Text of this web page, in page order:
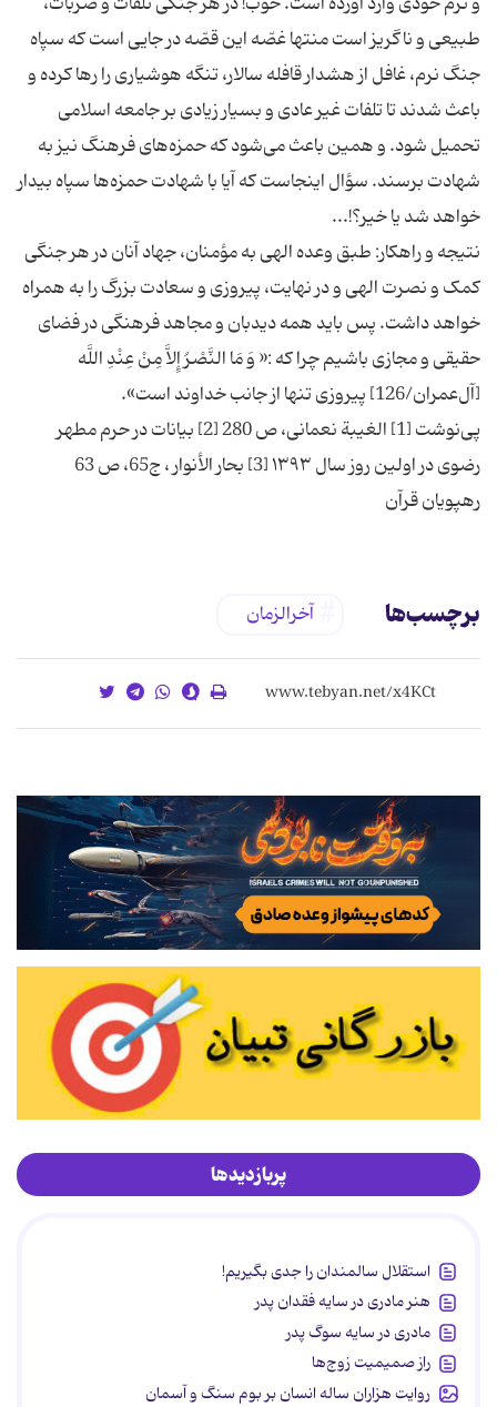
طبیعی و ناگریز است منتها غصّه این قصّه در جایی است که سپاه
جنگ نرم، غافل از هشدار قافله سالار، تنگه هوشیاری را رها کرده و
باعث شدند تا تلفات غیر عادی و بسیار زیادی بر جامعه اسلامی
تحمیل شود. و همین باعث می‌شود که حمزه‌های فرهنگ نیز به
شهادت برسند. سؤال اینجاست که آیا با شهادت حمزه‌ها سپاه بیدار
نتیجه و راهکار: طبق وعده الهی به مؤمنان، جهاد آنان در هر جنگی
کمک و نصرت الهی و در نهایت، پیروزی و سعادت بزرگ را به همراه
خواهد داشت. پس باید همه دیدبان و مجاهد فرهنگی در فضای
حقیقی و مجازی باشیم چرا که :« وَ مَا النَّصْرُ إِلاَّ مِنْ عِنْدِ اللَّه‏
پی‌نوشت [1] الغیبة نعمانی، ص 280 [2] بیانات در حرم مطهر
رهپویان قرآن
برچسب‌ها آخرالزمان
پربازدیدها
استقلال سالمندان را جدی بگیریم!
هنر مادری در سایه‌ فقدان پدر
مادری در سایه سوگ پدر
راز صمیمیت زوج‌ها
روایت هزاران ساله انسان بر بوم سنگ و آسمان